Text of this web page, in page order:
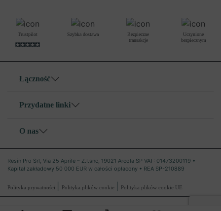
Trustpilot Szybka dostawa
Bezpieczne
transakcje
Uczynione
bezpiecznym
Łączność
Przydatne linki
O nas
Resin Pro Srl, Via 25 Aprile – Z.I.snc, 19021 Arcola SP VAT: 01473200119 •
Kapitał zakładowy 50 000 EUR w całości opłacony • REA SP-210889
Polityka prywatności Polityka plików cookie Polityka plików cookie UE